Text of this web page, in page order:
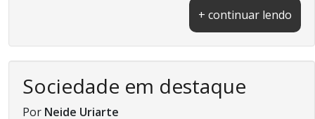
+ continuar lendo
Sociedade em destaque
Por Neide Uriarte